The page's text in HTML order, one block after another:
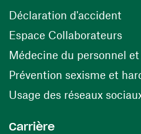
Déclaration d'accident
Espace Collaborateurs
Médecine du personnel et
Prévention sexisme et
Usage des réseaux
Carrière